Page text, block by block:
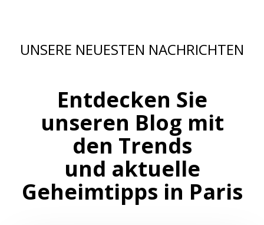
UNSERE NEUESTEN NACHRICHTEN
Entdecken Sie
unseren Blog mit
den Trends
und aktuelle
Geheimtipps in Paris